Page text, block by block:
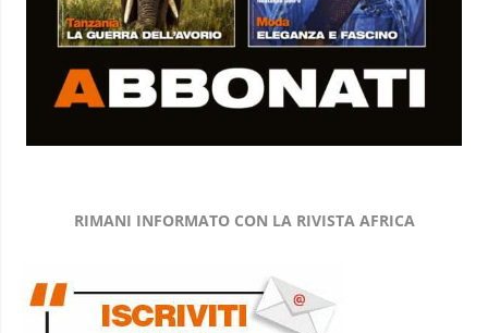
RIMANI INFORMATO CON LA RIVISTA AFRICA